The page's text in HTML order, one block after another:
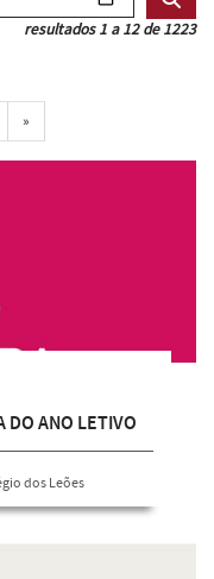
resultados 1 a 12 de 1223
»
DO ANO LETIVO
dos Leões